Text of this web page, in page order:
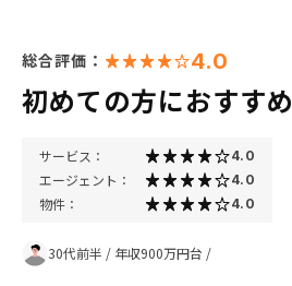
総合評価： 4.0
初めての方におすすめ
サービス： 4.0
エージェント： 4.0
物件： 4.0
30代前半 / 年収900万円台 /